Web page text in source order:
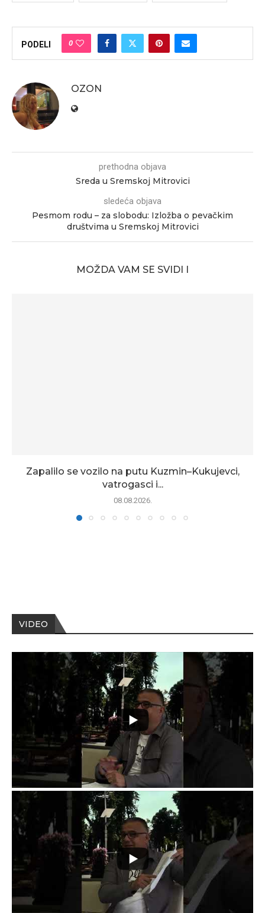
PODELI 0
OZON
prethodna objava
Sreda u Sremskoj Mitrovici
sledeća objava
Pesmom rodu – za slobodu: Izložba o pevačkim
društvima u Sremskoj Mitrovici
MOŽDA VAM SE SVIDI I
Zapalilo se vozilo na putu Kuzmin–Kukujevci,
vatrogasci i...
08.08.2026.
VIDEO